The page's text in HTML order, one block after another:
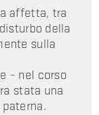
affetta, tra
della
sulla
– nel corso
stata una